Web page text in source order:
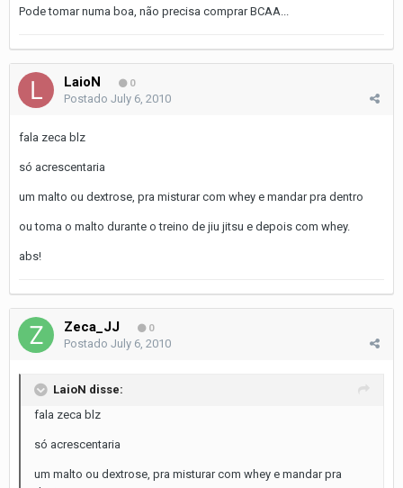
Pode tomar numa boa, não precisa comprar BCAA...
LaioN 0
Postado July 6, 2010
fala zeca blz
só acrescentaria
um malto ou dextrose, pra misturar com whey e mandar pra dentro
ou toma o malto durante o treino de jiu jitsu e depois com whey.
abs!
Zeca_JJ 0
Postado July 6, 2010
LaioN disse:
fala zeca blz
só acrescentaria
um malto ou dextrose, pra misturar com whey e mandar pra